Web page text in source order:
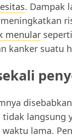
. Dampak
menular
kanker suatu
tidak langsung
lama.